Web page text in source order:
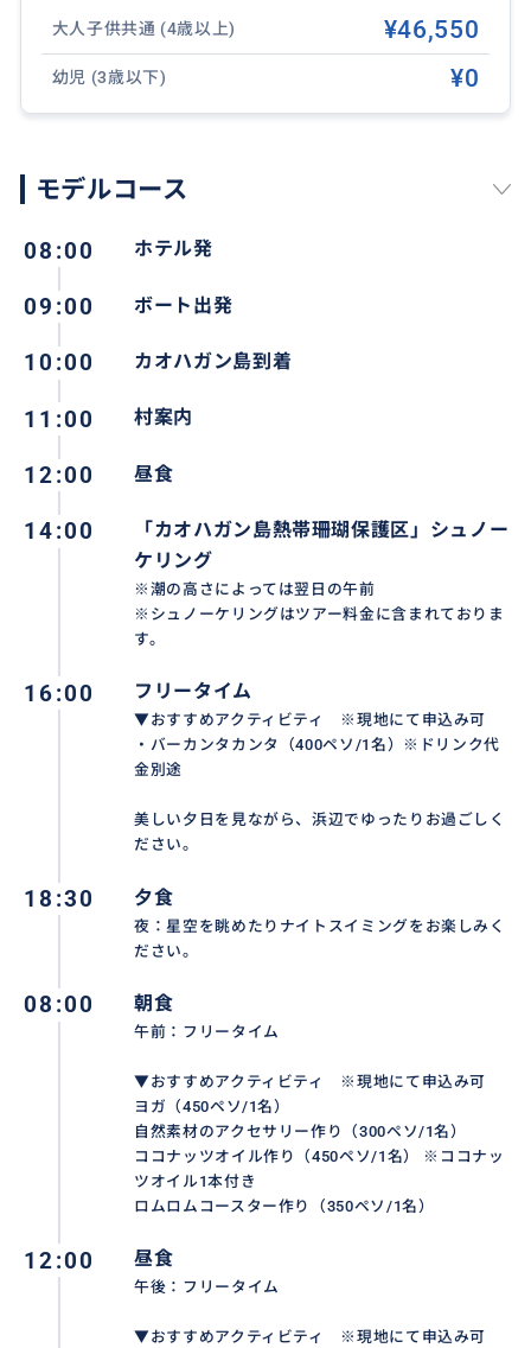
大人子供共通 (4歳以上) ¥46,550
幼児 (3歳以下) ¥0
モデルコース
08:00 ホテル発
09:00 ボート出発
10:00 カオハガン島到着
11:00 村案内
12:00 昼食
14:00
「カオハガン島熱帯珊瑚保護区」シュノー
ケリング
※潮の高さによっては翌日の午前
※シュノーケリングはツアー料金に含まれておりま
す。
16:00 フリータイム
▼おすすめアクティビティ ※現地にて申込み可
・バーカンタカンタ（400ペソ/1名）※ドリンク代
金別途
美しい夕日を見ながら、浜辺でゆったりお過ごしく
ださい。
18:30 夕食
夜：星空を眺めたりナイトスイミングをお楽しみく
ださい。
08:00 朝食
午前：フリータイム
▼おすすめアクティビティ ※現地にて申込み可
ヨガ（450ペソ/1名）
自然素材のアクセサリー作り（300ペソ/1名）
ココナッツオイル作り（450ペソ/1名） ※ココナッ
ツオイル1本付き
ロムロムコースター作り（350ペソ/1名）
12:00 昼食
午後：フリータイム
▼おすすめアクティビティ ※現地にて申込み可